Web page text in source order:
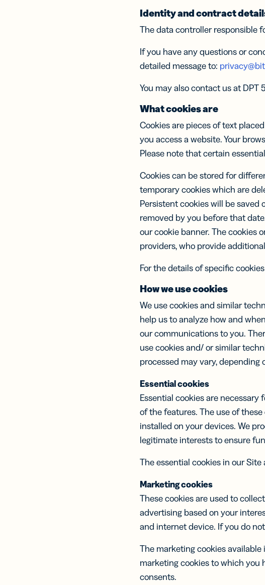
analisar o
desempenho
RECURSOS
Link na bio
Faça
curadoria e
rastreie links
e conteúdos
para seus
perfis nas
redes sociais
Links para
dispositivos
móveis
Links curtos
para
mensagens
SMS
visita
Expanda sua
rede com
cartões de
visita virtuais
Context
Protocol
RECURSOS DE IA
POR EQUIPE
Desenvolvedores
Serviço de
atendimento
mercado e know-
how prático
ENCONTRE
Identity and contract
The data controller responsible
If you have any questions or
detailed message to:
You may also contact us at DPT
What cookies are
Cookies are pieces of text
you access a website. Your
Please note that certain
Cookies can be stored for
temporary cookies which are
Persistent cookies will be
removed by you before that
our cookie banner. The cookies
providers, who provide
For the details of specific
How we use cookies
We use cookies and similar
help us to analyze how and
our communications to you.
use cookies and/ or similar
processed may vary,
Essential cookies
Essential cookies are
of the features. The use of
installed on your devices. We
legitimate interests to ensure
The essential cookies in our
Marketing cookies
These cookies are used to
advertising based on your
and internet device. If you do
The marketing cookies
marketing cookies to which you
consents.